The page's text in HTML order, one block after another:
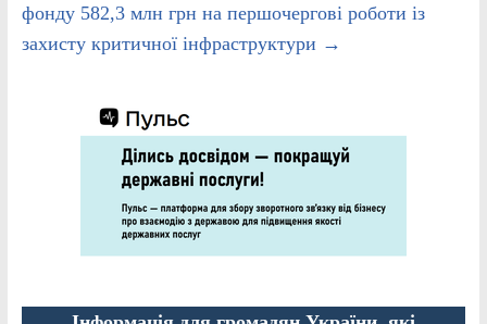
фонду 582,3 млн грн на першочергові роботи із
захисту критичної інфраструктури →